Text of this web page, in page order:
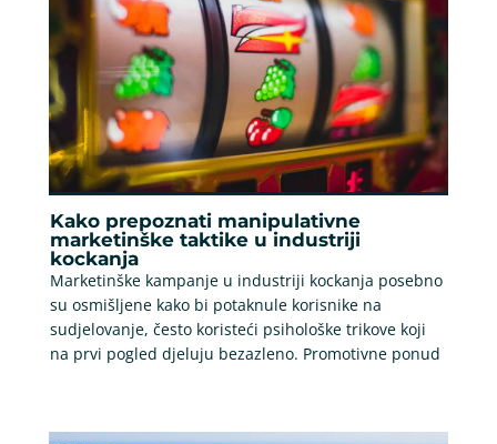
Kako prepoznati manipulativne
marketinške taktike u industriji
kockanja
Marketinške kampanje u industriji kockanja posebno
su osmišljene kako bi potaknule korisnike na
sudjelovanje, često koristeći psihološke trikove koji
na prvi pogled djeluju bezazleno. Promotivne ponud